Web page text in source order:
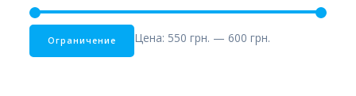
Ограничение Цена: 550 грн. — 600 грн.